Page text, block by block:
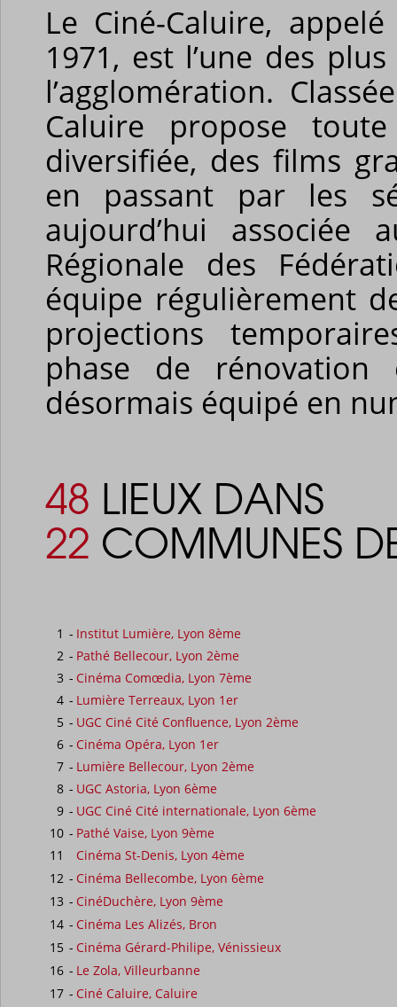
Le Ciné-Caluire,
1971, est l’une des
l’agglomération.
Caluire propose
diversifiée, des films
en passant par les
aujourd’hui associée
Régionale des
équipe régulièrement
projections
phase de rénovation
désormais équipé en
48 LIEUX DANS
22 COMMUNES
1 - Institut Lumière, Lyon 8ème
2 - Pathé Bellecour, Lyon 2ème
3 - Cinéma Comœdia, Lyon 7ème
4 - Lumière Terreaux, Lyon 1er
5 - UGC Ciné Cité Confluence, Lyon 2ème
6 - Cinéma Opéra, Lyon 1er
7 - Lumière Bellecour, Lyon 2ème
8 - UGC Astoria, Lyon 6ème
9 - UGC Ciné Cité internationale, Lyon 6ème
10 - Pathé Vaise, Lyon 9ème
11
Cinéma St-Denis, Lyon 4ème
12 - Cinéma Bellecombe, Lyon 6ème
13 - CinéDuchère, Lyon 9ème
14 - Cinéma Les Alizés, Bron
15 - Cinéma Gérard-Philipe, Vénissieux
16 - Le Zola, Villeurbanne
17 - Ciné Caluire, Caluire